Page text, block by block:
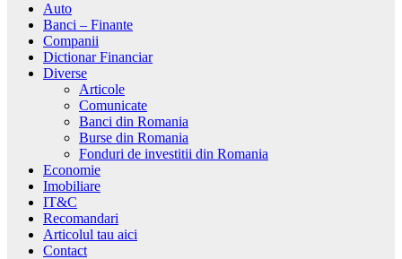
Auto
Banci – Finante
Companii
Dictionar Financiar
Diverse
Articole
Comunicate
Banci din Romania
Burse din Romania
Fonduri de investitii din Romania
Economie
Imobiliare
IT&C
Recomandari
Articolul tau aici
Contact